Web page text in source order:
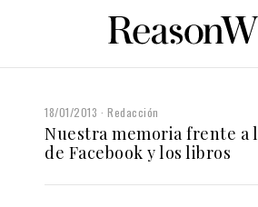
18/01/2013 Redacción
Nuestra memoria frente a
de Facebook y los libros